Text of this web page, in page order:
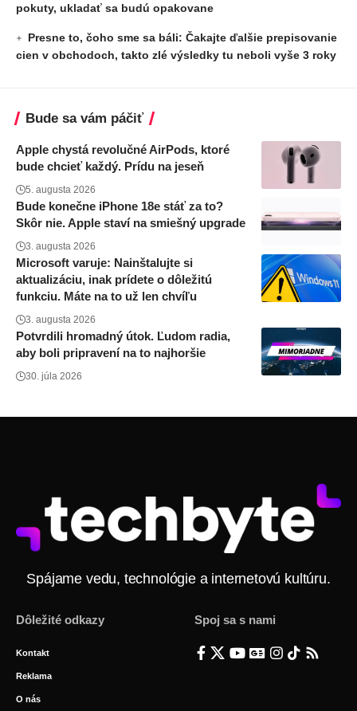
pokuty, ukladať sa budú opakovane
Presne to, čoho sme sa báli: Čakajte ďalšie prepisovanie
cien v obchodoch, takto zlé výsledky tu neboli vyše 3 roky
Bude sa vám páčiť
Apple chystá revolučné AirPods, ktoré
bude chcieť každý. Prídu na jeseň
5. augusta 2026
Bude konečne iPhone 18e stáť za to?
Skôr nie. Apple staví na smiešný upgrade
3. augusta 2026
Microsoft varuje: Nainštalujte si
aktualizáciu, inak prídete o dôležitú
funkciu. Máte na to už len chvíľu
3. augusta 2026
Potvrdili hromadný útok. Ľudom radia,
aby boli pripravení na to najhoršie
30. júla 2026
Spájame vedu, technológie a internetovú kultúru.
Dôležité odkazy
Kontakt
Reklama
O nás
Spoj sa s nami